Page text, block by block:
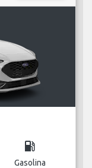
local_gas_station
Gasolina